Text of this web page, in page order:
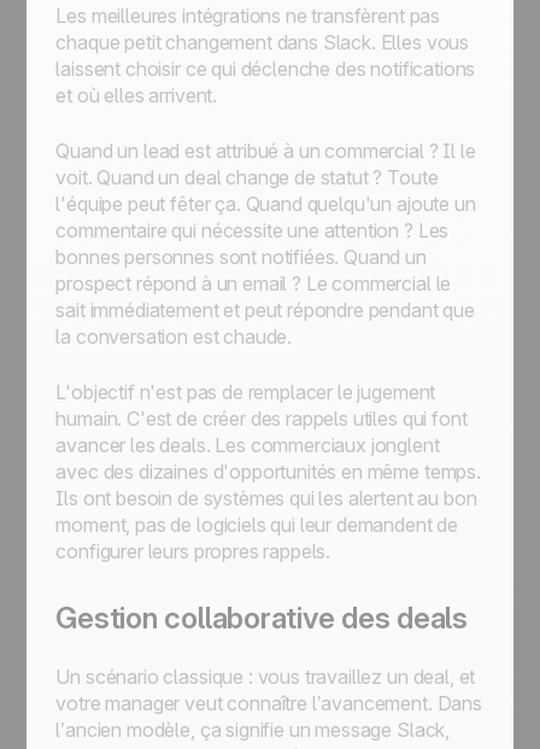
Les meilleures intégrations ne transfèrent pas
chaque petit changement dans Slack. Elles vous
laissent choisir ce qui déclenche des notifications
et où elles arrivent.
Quand un lead est attribué à un commercial ? Il le
voit. Quand un deal change de statut ? Toute
l'équipe peut fêter ça. Quand quelqu'un ajoute un
commentaire qui nécessite une attention ? Les
bonnes personnes sont notifiées. Quand un
prospect répond à un email ? Le commercial le
sait immédiatement et peut répondre pendant que
la conversation est chaude.
L'objectif n'est pas de remplacer le jugement
humain. C'est de créer des rappels utiles qui font
avancer les deals. Les commerciaux jonglent
avec des dizaines d'opportunités en même temps.
Ils ont besoin de systèmes qui les alertent au bon
moment, pas de logiciels qui leur demandent de
configurer leurs propres rappels.
Gestion collaborative des deals
Un scénario classique : vous travaillez un deal, et
votre manager veut connaître l’avancement. Dans
l’ancien modèle, ça signifie un message Slack,